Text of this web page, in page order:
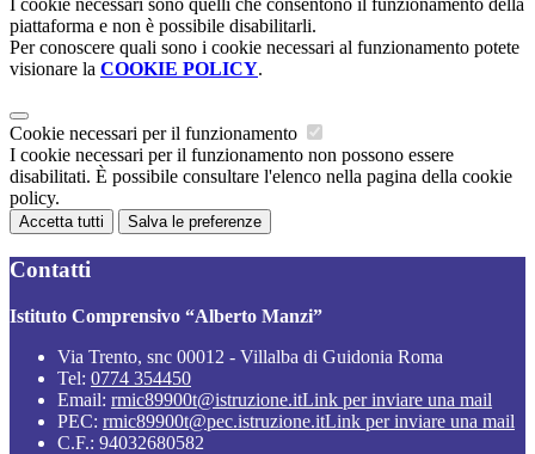
I cookie necessari sono quelli che consentono il funzionamento della
piattaforma e non è possibile disabilitarli.
Per conoscere quali sono i cookie necessari al funzionamento potete
visionare la COOKIE POLICY.
Cookie necessari per il funzionamento
I cookie necessari per il funzionamento non possono essere
disabilitati. È possibile consultare l'elenco nella pagina della cookie
policy.
Accetta tutti Salva le preferenze
Contatti
Istituto Comprensivo “Alberto Manzi”
Via Trento, snc 00012 - Villalba di Guidonia Roma
Tel: 0774 354450
Email: rmic89900t@istruzione.itLink per inviare una mail
PEC: rmic89900t@pec.istruzione.itLink per inviare una mail
C.F.: 94032680582